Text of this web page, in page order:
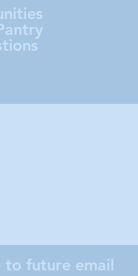
to future email